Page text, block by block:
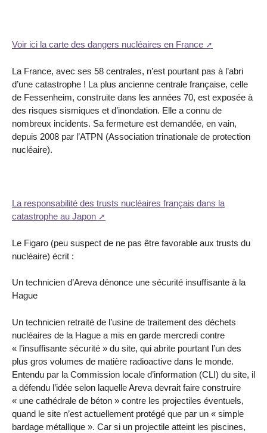
Voir ici la carte des dangers nucléaires en France
La France, avec ses 58 centrales, n’est pourtant pas à l’abri
d’une catastrophe ! La plus ancienne centrale française, celle
de Fessenheim, construite dans les années 70, est exposée à
des risques sismiques et d’inondation. Elle a connu de
nombreux incidents. Sa fermeture est demandée, en vain,
depuis 2008 par l’ATPN (Association trinationale de protection
nucléaire).
La responsabilité des trusts nucléaires français dans la
catastrophe au Japon
Le Figaro (peu suspect de ne pas être favorable aux trusts du
nucléaire) écrit :
Un technicien d’Areva dénonce une sécurité insuffisante à la
Hague
Un technicien retraité de l’usine de traitement des déchets
nucléaires de la Hague a mis en garde mercredi contre
« l’insuffisante sécurité » du site, qui abrite pourtant l’un des
plus gros volumes de matière radioactive dans le monde.
Entendu par la Commission locale d’information (CLI) du site, il
a défendu l’idée selon laquelle Areva devrait faire construire
« une cathédrale de béton » contre les projectiles éventuels,
quand le site n’est actuellement protégé que par un « simple
bardage métallique ». Car si un projectile atteint les piscines,